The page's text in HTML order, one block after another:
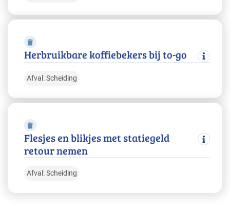
Herbruikbare koffiebekers bij to-go
Afval: Scheiding
Flesjes en blikjes met statiegeld
retour nemen
Afval: Scheiding